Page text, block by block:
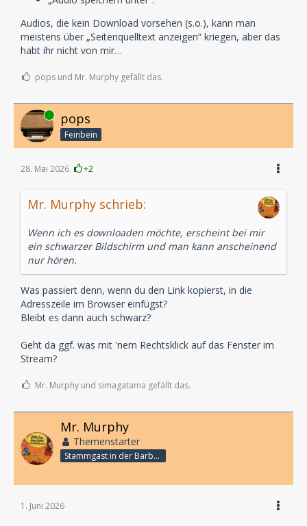
Audios, die kein Download vorsehen (s.o.), kann man
meistens über „Seitenquelltext anzeigen“ kriegen, aber das
habt ihr nicht von mir…
pops und Mr. Murphy gefällt das.
Online pops
Feinbein
28. Mai 2026 +2
Mr. Murphy schrieb:
Wenn ich es downloaden möchte, erscheint bei mir
ein schwarzer Bildschirm und man kann anscheinend
nur hören.
Was passiert denn, wenn du den Link kopierst, in die
Adresszeile im Browser einfügst?
Bleibt es dann auch schwarz?
Geht da ggf. was mit 'nem Rechtsklick auf das Fenster im
Stream?
Mr. Murphy und simagatama gefällt das.
Mr. Murphy
Themenstarter
Stammgast in der Barbarabar
1. Juni 2026